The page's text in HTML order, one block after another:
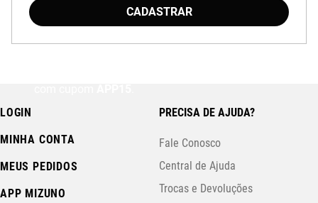
CADASTRAR
LOGIN
MINHA CONTA
MEUS PEDIDOS
APP MIZUNO
PRECISA DE AJUDA?
Fale Conosco
Central de Ajuda
Trocas e Devoluções